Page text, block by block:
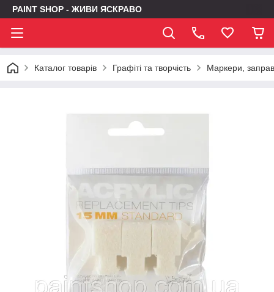
PAINT SHOP - ЖИВИ ЯСКРАВО
Каталог товарів Графіті та творчість Маркери,